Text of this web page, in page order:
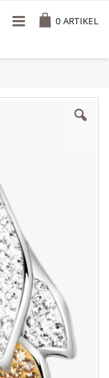
0 ARTIKEL